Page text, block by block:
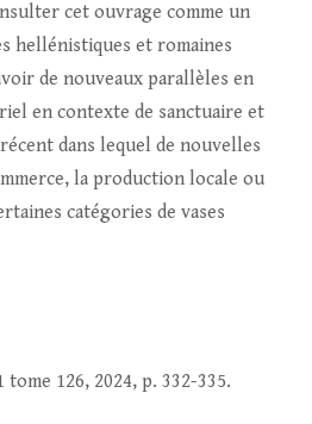
cet ouvrage comme un
hellénistiques et romaines
de nouveaux parallèles en
en contexte de sanctuaire et
dans lequel de nouvelles
la production locale ou
catégories de vases
126, 2024, p. 332-335.